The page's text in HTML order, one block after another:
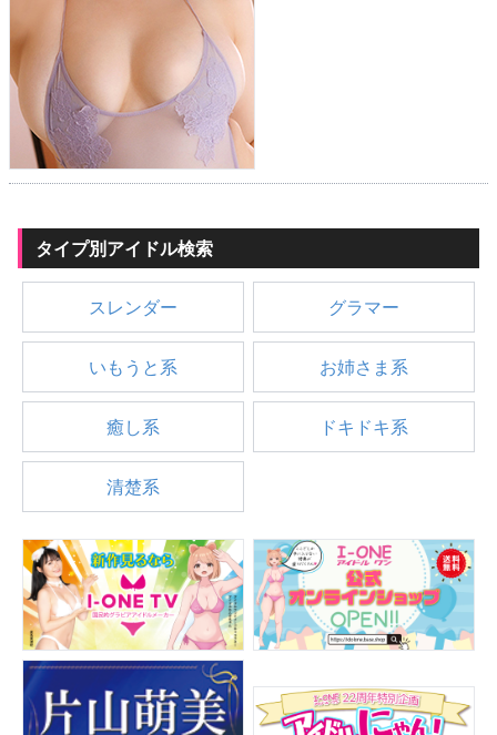
タイプ別アイドル検索
スレンダー グラマー
いもうと系 お姉さま系
癒し系 ドキドキ系
清楚系